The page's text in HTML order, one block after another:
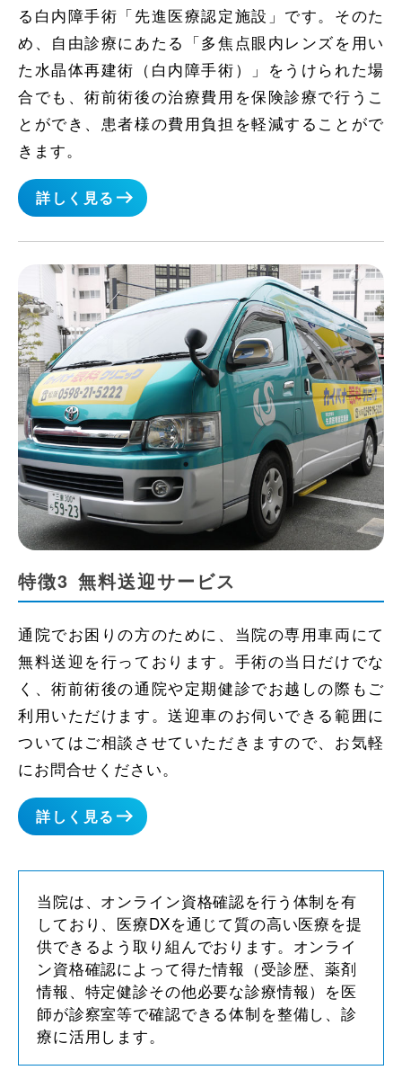
る白内障手術「先進医療認定施設」です。そのた
め、自由診療にあたる「多焦点眼内レンズを用い
た水晶体再建術（白内障手術）」をうけられた場
合でも、術前術後の治療費用を保険診療で行うこ
とができ、患者様の費用負担を軽減することがで
きます。
詳しく見る
特徴3 無料送迎サービス
通院でお困りの方のために、当院の専用車両にて
無料送迎を行っております。手術の当日だけでな
く、術前術後の通院や定期健診でお越しの際もご
利用いただけます。送迎車のお伺いできる範囲に
ついてはご相談させていただきますので、お気軽
にお問合せください。
詳しく見る
当院は、オンライン資格確認を行う体制を有
しており、医療DXを通じて質の高い医療を提
供できるよう取り組んでおります。オンライ
ン資格確認によって得た情報（受診歴、薬剤
情報、特定健診その他必要な診療情報）を医
師が診察室等で確認できる体制を整備し、診
療に活用します。